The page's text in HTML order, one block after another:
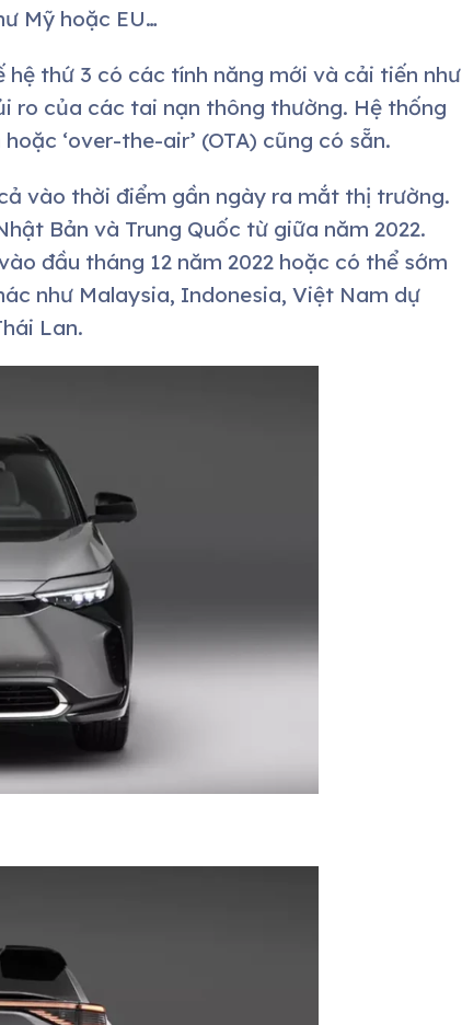
Mỹ hoặc EU…
thứ 3 có các tính năng mới và cải tiến như
ro của các tai nạn thông thường. Hệ thống
‘over-the-air’ (OTA) cũng có sẵn.
vào thời điểm gần ngày ra mắt thị trường.
Bản và Trung Quốc từ giữa năm 2022.
đầu tháng 12 năm 2022 hoặc có thể sớm
như Malaysia, Indonesia, Việt Nam dự
Lan.